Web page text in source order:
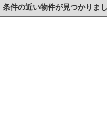
条件の近い物件が見つかりま